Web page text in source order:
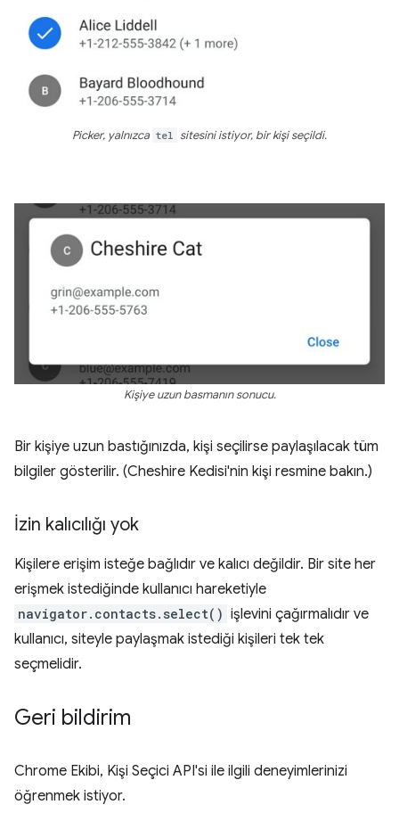
Picker, yalnızca tel sitesini istiyor, bir kişi seçildi.
Kişiye uzun basmanın sonucu.
Bir kişiye uzun bastığınızda, kişi seçilirse paylaşılacak tüm
bilgiler gösterilir. (Cheshire Kedisi'nin kişi resmine bakın.)
İzin kalıcılığı yok
Kişilere erişim isteğe bağlıdır ve kalıcı değildir. Bir site her
erişmek istediğinde kullanıcı hareketiyle
navigator.contacts.select() işlevini çağırmalıdır ve
kullanıcı, siteyle paylaşmak istediği kişileri tek tek
seçmelidir.
Geri bildirim
Chrome Ekibi, Kişi Seçici API'si ile ilgili deneyimlerinizi
öğrenmek istiyor.